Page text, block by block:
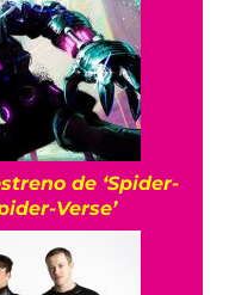
de ‘Spider-
Verse’